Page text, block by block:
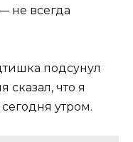
не всегда
подсунул
сказал, что я
утром.